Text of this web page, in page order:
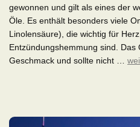
gewonnen und gilt als eines der
Öle. Es enthält besonders viele
Linolensäure), die wichtig für
Entzündungshemmung sind. Das
Geschmack und sollte nicht …